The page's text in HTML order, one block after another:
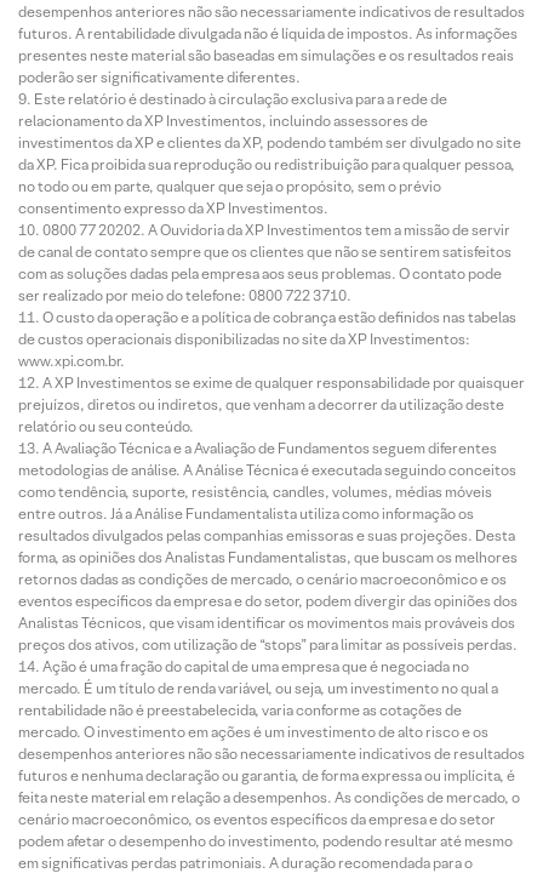
desempenhos anteriores não são necessariamente indicativos de resultados
futuros. A rentabilidade divulgada não é líquida de impostos. As informações
presentes neste material são baseadas em simulações e os resultados reais
poderão ser significativamente diferentes.
Este relatório é destinado à circulação exclusiva para a rede de
relacionamento da XP Investimentos, incluindo assessores de
investimentos da XP e clientes da XP, podendo também ser divulgado no site
da XP. Fica proibida sua reprodução ou redistribuição para qualquer pessoa,
no todo ou em parte, qualquer que seja o propósito, sem o prévio
consentimento expresso da XP Investimentos.
0800 77 20202. A Ouvidoria da XP Investimentos tem a missão de servir
de canal de contato sempre que os clientes que não se sentirem satisfeitos
com as soluções dadas pela empresa aos seus problemas. O contato pode
ser realizado por meio do telefone: 0800 722 3710.
O custo da operação e a política de cobrança estão definidos nas tabelas
de custos operacionais disponibilizadas no site da XP Investimentos:
www.xpi.com.br.
A XP Investimentos se exime de qualquer responsabilidade por quaisquer
prejuízos, diretos ou indiretos, que venham a decorrer da utilização deste
relatório ou seu conteúdo.
A Avaliação Técnica e a Avaliação de Fundamentos seguem diferentes
metodologias de análise. A Análise Técnica é executada seguindo conceitos
como tendência, suporte, resistência, candles, volumes, médias móveis
entre outros. Já a Análise Fundamentalista utiliza como informação os
resultados divulgados pelas companhias emissoras e suas projeções. Desta
forma, as opiniões dos Analistas Fundamentalistas, que buscam os melhores
retornos dadas as condições de mercado, o cenário macroeconômico e os
eventos específicos da empresa e do setor, podem divergir das opiniões dos
Analistas Técnicos, que visam identificar os movimentos mais prováveis dos
preços dos ativos, com utilização de “stops” para limitar as possíveis perdas.
Ação é uma fração do capital de uma empresa que é negociada no
mercado. É um título de renda variável, ou seja, um investimento no qual a
rentabilidade não é preestabelecida, varia conforme as cotações de
mercado. O investimento em ações é um investimento de alto risco e os
desempenhos anteriores não são necessariamente indicativos de resultados
futuros e nenhuma declaração ou garantia, de forma expressa ou implícita, é
feita neste material em relação a desempenhos. As condições de mercado, o
cenário macroeconômico, os eventos específicos da empresa e do setor
podem afetar o desempenho do investimento, podendo resultar até mesmo
em significativas perdas patrimoniais. A duração recomendada para o